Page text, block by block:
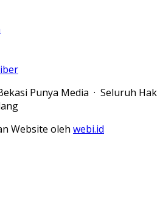
Punya Media · Seluruh Hak
Website oleh webi.id